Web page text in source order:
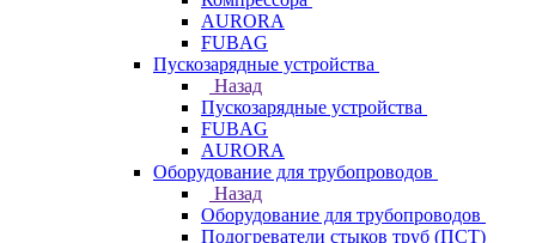
AURORA
FUBAG
Пускозарядные устройства
Назад
Пускозарядные устройства
FUBAG
AURORA
Оборудование для трубопроводов
Назад
Оборудование для трубопроводов
Подогреватели стыков труб (ПСТ)